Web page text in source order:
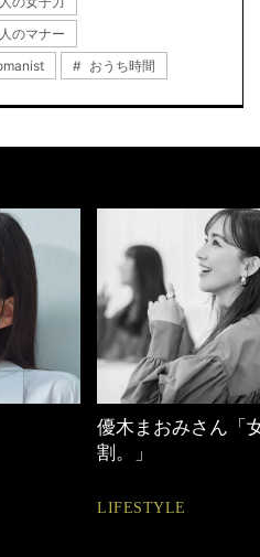
のマナー
おうち時間
時間
【ワーママのきれ
ュアル通勤】
FASHION